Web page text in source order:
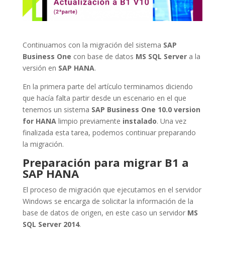
Continuamos con la migración del sistema SAP
Business One con base de datos MS SQL Servera la
versión en SAP HANA.
En la primera parte del artículo terminamos diciendo
que hacía falta partir desde un escenario en el que
tenemos un sistema SAP Business One 10.0 version
for HANAlimpio previamente instalado. Una vez
finalizada esta tarea, podemos continuar preparando
la migración.
Preparación para migrar B1 a
SAP HANA
El proceso de migración que ejecutamos en el servidor
Windows se encarga de solicitar la información de la
base de datos de origen, en este caso un servidorMS
SQL Server 2014.